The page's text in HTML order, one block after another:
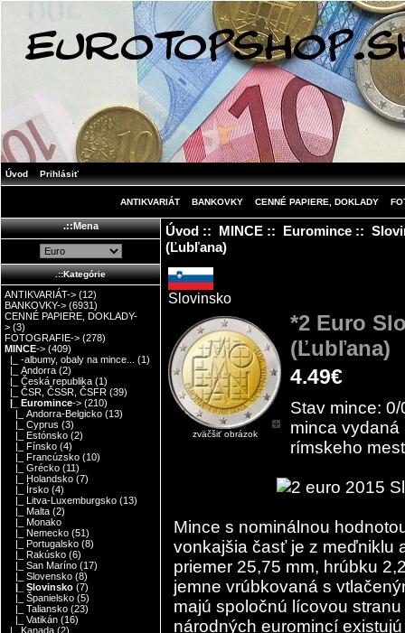
Úvod Prihlásiť
ANTIKVARIÁT BANKOVKY CENNÉ PAPIERE, DOKLADY
.::Mena
.::Kategórie
ANTIKVARIÁT-> (12)
BANKOVKY-> (6931)
CENNÉ PAPIERE, DOKLADY-
> (3)
FOTOGRAFIE-> (278)
MINCE-> (409)
|_ -albumy, obaly na mince...
(1)
|_ Andorra (2)
|_ Česká republika (1)
|_ ČSR, ČSSR, ČSFR (39)
|_ Euromince-> (210)
|_ Andorra-Belgicko (13)
|_ Cyprus (3)
|_ Estónsko (2)
|_ Fínsko (4)
|_ Francúzsko (10)
|_ Grécko (11)
|_ Holandsko (7)
|_ Írsko (4)
|_ Litva-Luxemburgsko (13)
|_ Malta (2)
|_ Monako
|_ Nemecko (51)
|_ Portugalsko (8)
|_ Rakúsko (6)
|_ San Maríno (17)
|_ Slovensko (8)
|_ Slovinsko (7)
|_ Španielsko (5)
|_ Taliansko (23)
|_ Vatikán (16)
|_ Kanada (2)
Úvod:: MINCE:: Euromince::
(Ľubľana)
Slovinsko
zväčšiť obrázok
*2 Euro
(Ľubľana)
4.49€
Stav mince:
minca vydaná
rímskeho
Mince s nominálnou
vonkajšia časť je z meďniklu
priemer 25,75 mm, hrúbku
jemne vrúbkovaná s
majú spoločnú lícovou
národných euromincí